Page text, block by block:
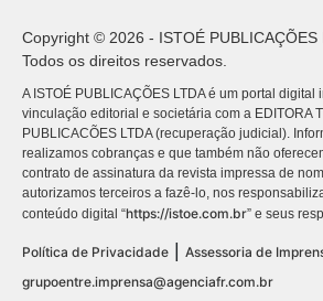
Copyright © 2026 - ISTOÉ PUBLICAÇÕES
Todos os direitos reservados.
A ISTOÉ PUBLICAÇÕES LTDA é um portal
vinculação editorial e societária com a EDITORA
PUBLICACÕES LTDA (recuperação judicial).
realizamos cobranças e que também não
contrato de assinatura da revista impressa de
autorizamos terceiros a fazê-lo, nos
conteúdo digital “https://istoe.com.br” e seus
Política de Privacidade
Assessoria de
grupoentre.imprensa@agenciafr.com.br